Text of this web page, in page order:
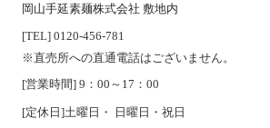
岡山手延素麺株式会社 敷地内
[TEL] 0120-456-781
※直売所への直通電話はございません。
[営業時間] 9：00～17：00
[定休日]土曜日・ 日曜日・祝日